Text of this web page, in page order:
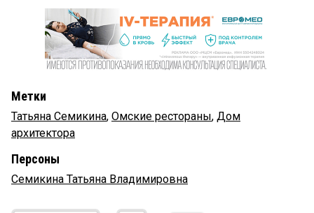
Метки
Татьяна Семикина, Омские рестораны, Дом
архитектора
Персоны
Семикина Татьяна Владимировна